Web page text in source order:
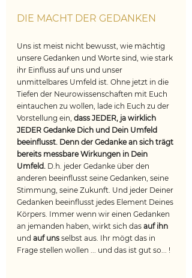
DIE MACHT DER GEDANKEN
Uns ist meist nicht bewusst, wie mächtig
unsere Gedanken und Worte sind, wie stark
ihr Einfluss auf uns und unser
unmittelbares Umfeld ist. Ohne jetzt in die
Tiefen der Neurowissenschaften mit Euch
eintauchen zu wollen, lade ich Euch zu der
Vorstellung ein, dass JEDER, ja wirklich
JEDER Gedanke Dich und Dein Umfeld
beeinflusst. Denn der Gedanke an sich trägt
bereits messbare Wirkungen in Dein
Umfeld. D.h. jeder Gedanke über den
anderen beeinflusst seine Gedanken, seine
Stimmung, seine Zukunft. Und jeder Deiner
Gedanken beeinflusst jedes Element Deines
Körpers. Immer wenn wir einen Gedanken
an jemanden haben, wirkt sich das auf ihn
und auf uns selbst aus. Ihr mögt das in
Frage stellen wollen ... und das ist gut so... !